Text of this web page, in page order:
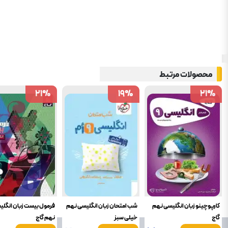
محصولات مرتبط
کارپوچینو زبان انگلیسی نهم
گاج
21%
21%
شب امتحان زبان انگلیسی نهم
خیلی سبز
19%
19%
فرمول بیست زبان
نهم گاج
21%
21%